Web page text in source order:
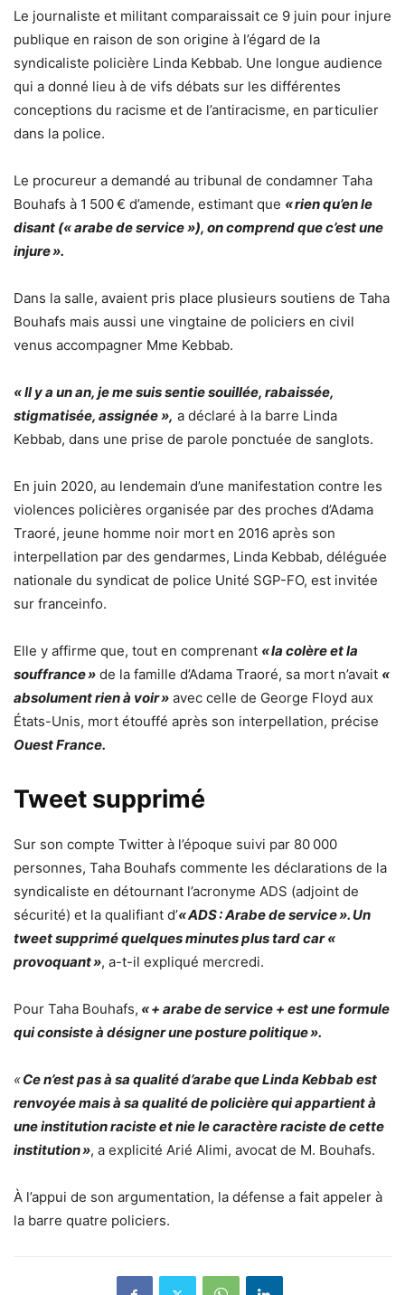
Le journaliste et militant comparaissait ce 9 juin pour injure
publique en raison de son origine à l’égard de la
syndicaliste policière Linda Kebbab. Une longue audience
qui a donné lieu à de vifs débats sur les différentes
conceptions du racisme et de l’antiracisme, en particulier
dans la police.
Le procureur a demandé au tribunal de condamner Taha
Bouhafs à 1 500 € d’amende, estimant que « rien qu’en le
disant (« arabe de service »), on comprend que c’est une
injure ».
Dans la salle, avaient pris place plusieurs soutiens de Taha
Bouhafs mais aussi une vingtaine de policiers en civil
venus accompagner Mme Kebbab.
« Il y a un an, je me suis sentie souillée, rabaissée,
stigmatisée, assignée », a déclaré à la barre Linda
Kebbab, dans une prise de parole ponctuée de sanglots.
En juin 2020, au lendemain d’une manifestation contre les
violences policières organisée par des proches d’Adama
Traoré, jeune homme noir mort en 2016 après son
interpellation par des gendarmes, Linda Kebbab, déléguée
nationale du syndicat de police Unité SGP-FO, est invitée
sur franceinfo.
Elle y affirme que, tout en comprenant « la colère et la
souffrance » de la famille d’Adama Traoré, sa mort n’avait «
absolument rien à voir » avec celle de George Floyd aux
États-Unis, mort étouffé après son interpellation, précise
Ouest France.
Tweet supprimé
Sur son compte Twitter à l’époque suivi par 80 000
personnes, Taha Bouhafs commente les déclarations de la
syndicaliste en détournant l’acronyme ADS (adjoint de
sécurité) et la qualifiant d’« ADS : Arabe de service ». Un
tweet supprimé quelques minutes plus tard car «
provoquant », a-t-il expliqué mercredi.
Pour Taha Bouhafs, « + arabe de service + est une formule
qui consiste à désigner une posture politique ».
«Ce n’est pas à sa qualité d’arabe que Linda Kebbab est
renvoyée mais à sa qualité de policière qui appartient à
une institution raciste et nie le caractère raciste de cette
institution », a explicité Arié Alimi, avocat de M. Bouhafs.
À l’appui de son argumentation, la défense a fait appeler à
la barre quatre policiers.